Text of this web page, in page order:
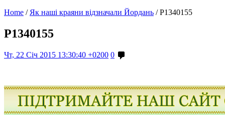
Home / Як наші краяни відзначали Йордань / P1340155
P1340155
Чт, 22 Січ 2015 13:30:40 +0200 0